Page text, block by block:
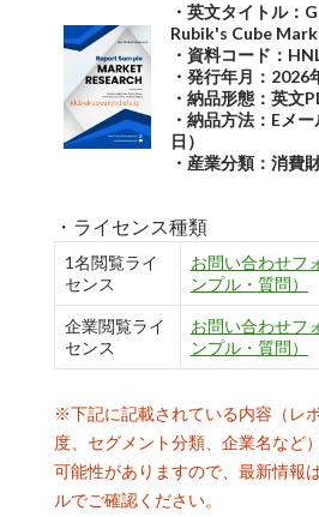
・英文タイトル
Rubik's Cube
・資料コード：
・発行年月：2026
・納品形態：英文
・納品方法：Eメ
日）
・産業分類：消費
・ライセンス種類
1名閲覧ライ
センス
お問い合わせフ
ンプル・質問）
企業閲覧ライ
センス
お問い合わせフ
ンプル・質問）
※下記に記載されている内容（レ
度、セグメント分類、企業名など
可能性がありますので、最新情報
ルでご確認ください。